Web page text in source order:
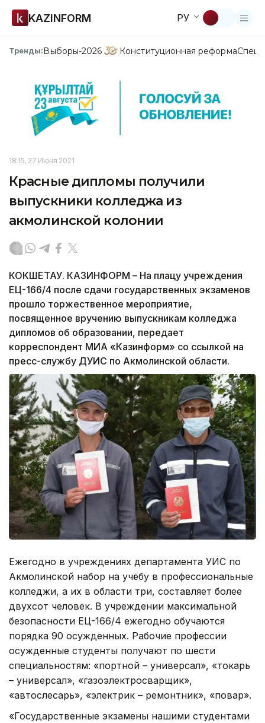
KAZINFORM РУ
Тренды:Выборы-2026 Конституционная реформа
18:15, 27 Июня 2021
Красные дипломы получили
выпускники колледжа из
акмолинской колонии
КОКШЕТАУ. КАЗИНФОРМ – На плацу учреждения
ЕЦ-166/4 после сдачи государственных экзаменов
прошло торжественное мероприятие,
посвященное вручению выпускникам колледжа
дипломов об образовании, передает
корреспондент МИА «Казинформ» со ссылкой на
пресс-службу ДУИС по Акмолинской области.
Ежегодно в учреждениях департамента УИС по
Акмолинской набор на учёбу в профессиональные
колледжи, а их в области три, составляет более
двухсот человек. В учреждении максимальной
безопасности ЕЦ-166/4 ежегодно обучаются
порядка 90 осужденных. Рабочие профессии
осужденные студенты получают по шести
специальностям: «портной – универсал», «токарь
– универсал», «газоэлектросварщик»,
«автослесарь», «электрик – ремонтник», «повар».
«Государственные экзамены нашими студентами